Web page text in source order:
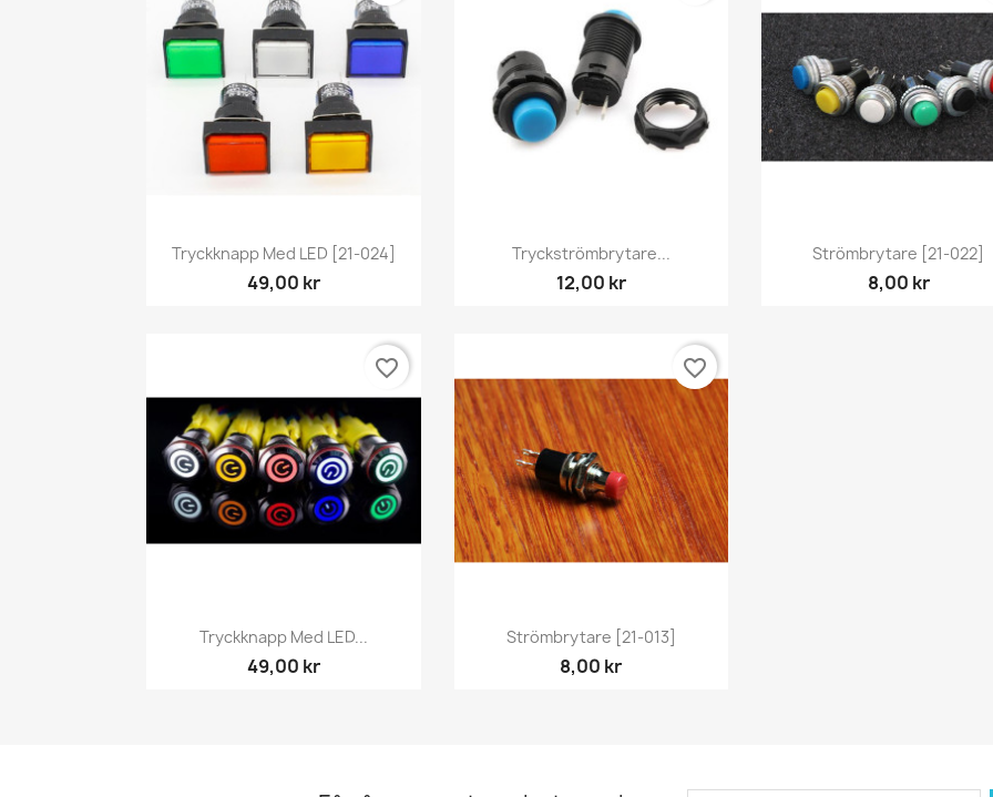
 Snabbvy
Tryckknapp Med LED [21-024]
49,00 kr
Snabbvy
Tryckströmbrytare...
12,00 kr
Snabbvy
Strömbrytare [21-022]
8,00 kr
Snabbvy
Tryckknapp Med LED...
49,00 kr
favorite_border
Snabbvy
Strömbrytare [21-013]
8,00 kr
favorite_border